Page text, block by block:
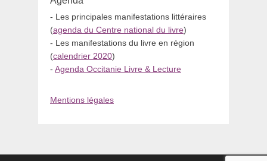
- Les principales manifestations littéraires
(agenda du Centre national du livre)
- Les manifestations du livre en région
(calendrier 2020)
- Agenda Occitanie Livre & Lecture
Mentions légales